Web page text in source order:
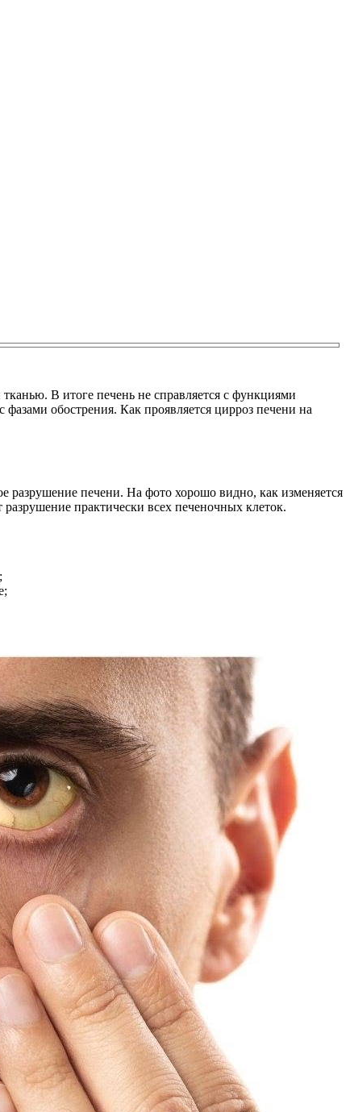
В итоге печень не справляется с функциями
обострения. Как проявляется цирроз печени на
разрушение печени. На фото хорошо видно, как изменяется
практически всех печеночных клеток.